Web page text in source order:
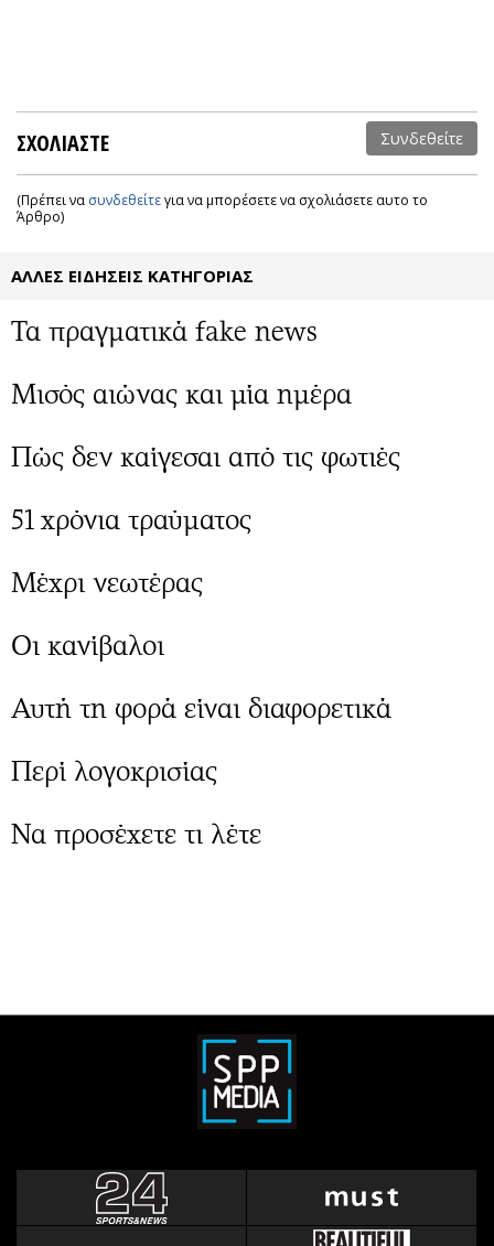
ΣΧΟΛΙΑΣΤΕ Συνδεθείτε
(Πρέπει να συνδεθείτεγια να μπορέσετε να σχολιάσετε αυτο το
Άρθρο)
ΑΛΛΕΣ ΕΙΔΗΣΕΙΣ ΚΑΤΗΓΟΡΙΑΣ
Τα πραγματικά fake news
Μισός αιώνας και μία ημέρα
Πώς δεν καίγεσαι από τις φωτιές
51 χρόνια τραύματος
Μέχρι νεωτέρας
Οι κανίβαλοι
Αυτή τη φορά είναι διαφορετικά
Περί λογοκρισίας
Να προσέχετε τι λέτε